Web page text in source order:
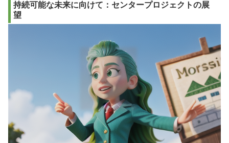
持続可能な未来に向けて：センタープロジェクトの展
望